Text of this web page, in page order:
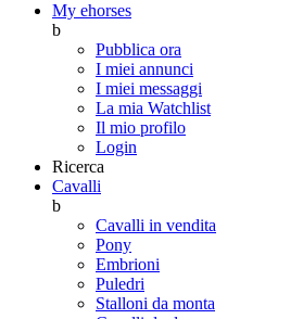
My ehorses
b
Pubblica ora
I miei annunci
I miei messaggi
La mia Watchlist
Il mio profilo
Login
Ricerca
Cavalli
b
Cavalli in vendita
Pony
Embrioni
Puledri
Stalloni da monta